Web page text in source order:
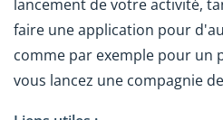
lancement de votre activité,
faire une application pour
comme par exemple pour un
vous lancez une compagnie